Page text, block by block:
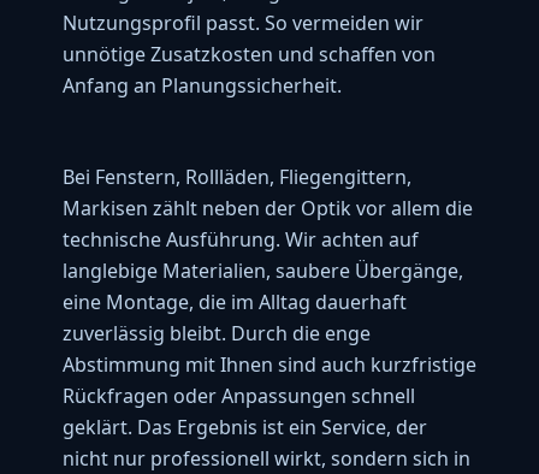
BERATUNG und saubere Arbeit. Und
wichtig: Sie verlassen den Arbeitsbereich
sauber. Ich habe da leider schon andere
sorgfältig ohne Hektik.
Burkhard Kistner ★★★★★
Arbeiten wurden termin- und fachgerecht
ausgeführt. Fa. Spies ist uneingeschränkt
zu empfehlen.
vor einem Jahr
Hans Pischulti ★★★★★
Professionelle und schnelle
Nutzungsprofil passt. So vermeiden wir
unnötige Zusatzkosten und schaffen von
Anfang an Planungssicherheit.
Bei Fenstern, Rollläden, Fliegengittern,
Markisen zählt neben der Optik vor allem die
technische Ausführung. Wir achten auf
langlebige Materialien, saubere Übergänge,
eine Montage, die im Alltag dauerhaft
zuverlässig bleibt. Durch die enge
Abstimmung mit Ihnen sind auch kurzfristige
Rückfragen oder Anpassungen schnell
geklärt. Das Ergebnis ist ein Service, der
nicht nur professionell wirkt, sondern sich in